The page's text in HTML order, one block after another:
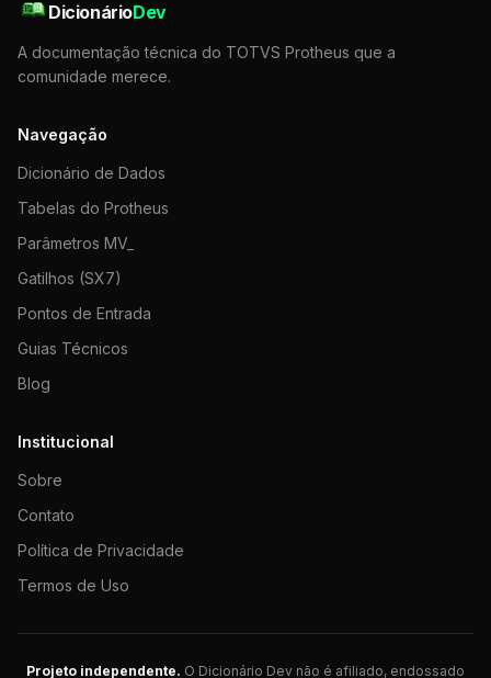
DicionárioDev
A documentação técnica do TOTVS Protheus que a
comunidade merece.
Navegação
Dicionário de Dados
Tabelas do Protheus
Parâmetros MV_
Gatilhos (SX7)
Pontos de Entrada
Guias Técnicos
Blog
Institucional
Sobre
Contato
Política de Privacidade
Termos de Uso
Projeto independente. O Dicionário Dev não é afiliado, endossado